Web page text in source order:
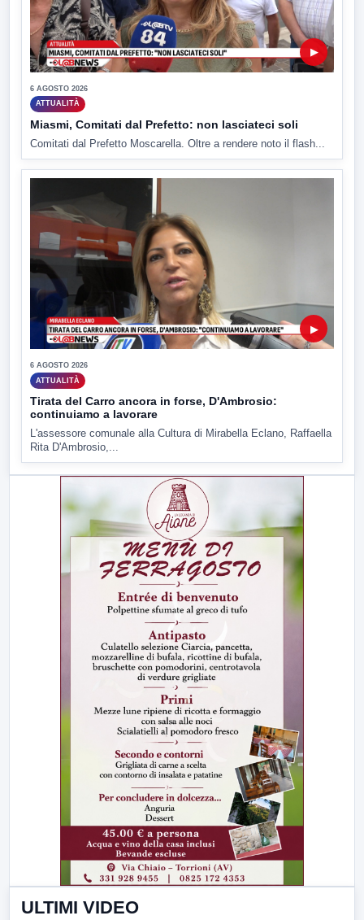
▶
6 AGOSTO 2026
ATTUALITÀ
Miasmi, Comitati dal Prefetto: non lasciateci soli
Comitati dal Prefetto Moscarella. Oltre a rendere noto il flash...
▶
6 AGOSTO 2026
ATTUALITÀ
Tirata del Carro ancora in forse, D'Ambrosio:
continuiamo a lavorare
L'assessore comunale alla Cultura di Mirabella Eclano, Raffaella
Rita D'Ambrosio,...
ULTIMI VIDEO